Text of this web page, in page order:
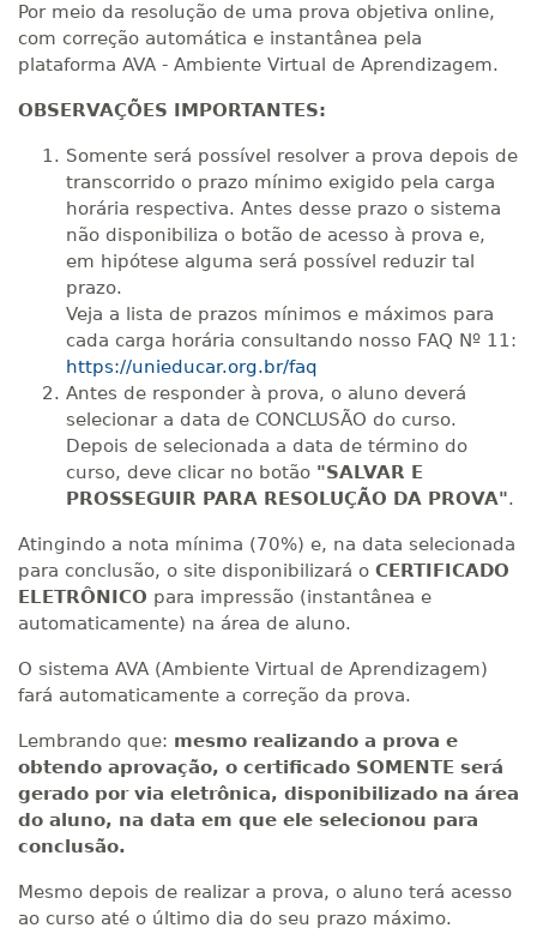
Por meio da resolução de uma prova objetiva online,
com correção automática e instantânea pela
plataforma AVA - Ambiente Virtual de Aprendizagem.
OBSERVAÇÕES IMPORTANTES:
Somente será possível resolver a prova depois de
transcorrido o prazo mínimo exigido pela carga
horária respectiva. Antes desse prazo o sistema
não disponibiliza o botão de acesso à prova e,
em hipótese alguma será possível reduzir tal
prazo.
Veja a lista de prazos mínimos e máximos para
cada carga horária consultando nosso FAQ Nº 11:
https://unieducar.org.br/faq
Antes de responder à prova, o aluno deverá
selecionar a data de CONCLUSÃO do curso.
Depois de selecionada a data de término do
curso, deve clicar no botão "SALVAR E
PROSSEGUIR PARA RESOLUÇÃO DA PROVA".
Atingindo a nota mínima (70%) e, na data selecionada
para conclusão, o site disponibilizará o CERTIFICADO
ELETRÔNICO para impressão (instantânea e
automaticamente) na área de aluno.
O sistema AVA (Ambiente Virtual de Aprendizagem)
fará automaticamente a correção da prova.
Lembrando que: mesmo realizando a prova e
obtendo aprovação, o certificado SOMENTE será
gerado por via eletrônica, disponibilizado na área
do aluno, na data em que ele selecionou para
conclusão.
Mesmo depois de realizar a prova, o aluno terá acesso
ao curso até o último dia do seu prazo máximo.